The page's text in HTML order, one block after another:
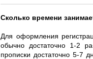
Сколько времени
Для оформления
обычно достаточно 1-2
прописки достаточно 5-7